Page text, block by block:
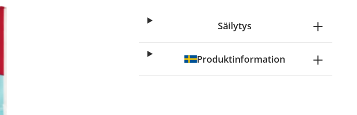
Säilytys
Produktinformation